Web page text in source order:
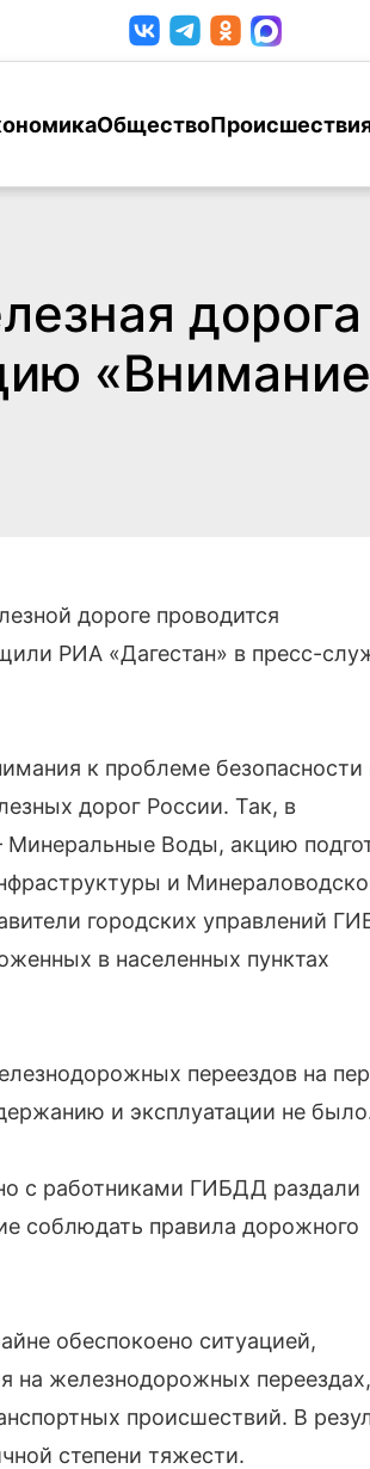
Общество
дороге проводится
РИА «Дагестан» в пресс-
к проблеме безопасности
дорог России. Так, в
Минеральные Воды, акцию
и
городских управлений
в населенных пунктах
переездов на
и эксплуатации не
с работниками ГИБДД раздали
соблюдать правила дорожного
обеспокоено ситуацией,
на железнодорожных переездах,
происшествий. В
степени тяжести.